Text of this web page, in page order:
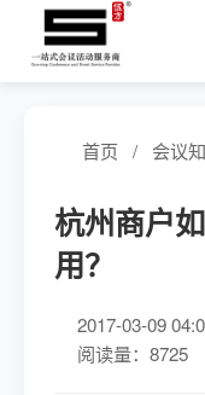
首页 / 会议
杭州商户
用？
2017-03-09
阅读量：8725